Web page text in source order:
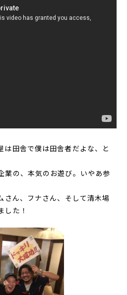
は田舎で僕は田舎者だよな、と
業の、本気のお遊び。いやあ参
さん、フナさん、そして清木場
した！